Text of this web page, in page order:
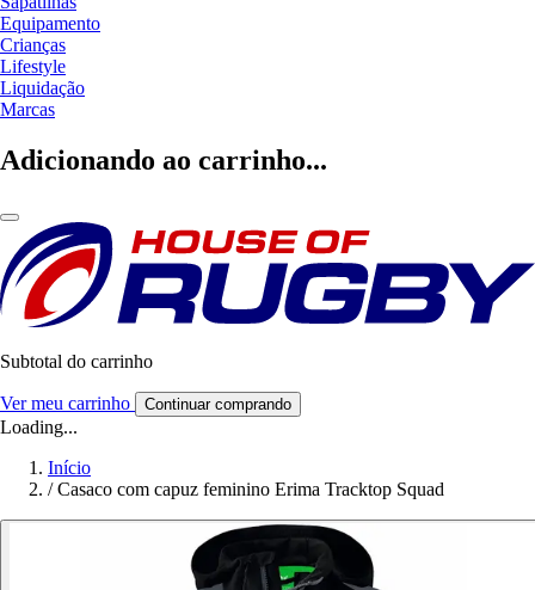
Equipamento
Crianças
Lifestyle
Liquidação
Marcas
Adicionando ao carrinho...
Subtotal do carrinho
Ver meu carrinho Continuar comprando
Loading...
Início
/ Casaco com capuz feminino Erima Tracktop Squad